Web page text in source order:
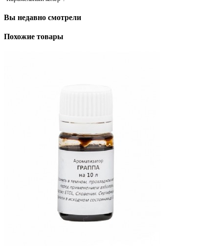
Вы недавно смотрели
Похожие товары